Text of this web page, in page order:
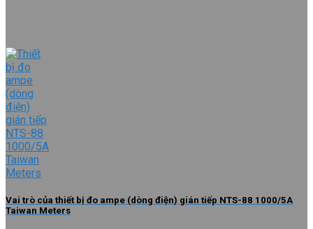
Vai trò của thiết bị đo ampe (dòng điện) gián tiếp NTS-88 1000/5A
Taiwan Meters